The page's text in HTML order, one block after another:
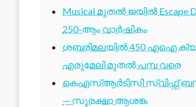
Musical മുതൽ ജയിൽ Escape
250-ആം വാർഷികം
ശബരിമലയിൽ 450 എഐ
എരുമേലി മുതൽ പമ്പ വരെ
കെഎസ്ആർടിസി സ്വിഫ്റ്റ്
— സുരക്ഷാ ആശങ്ക